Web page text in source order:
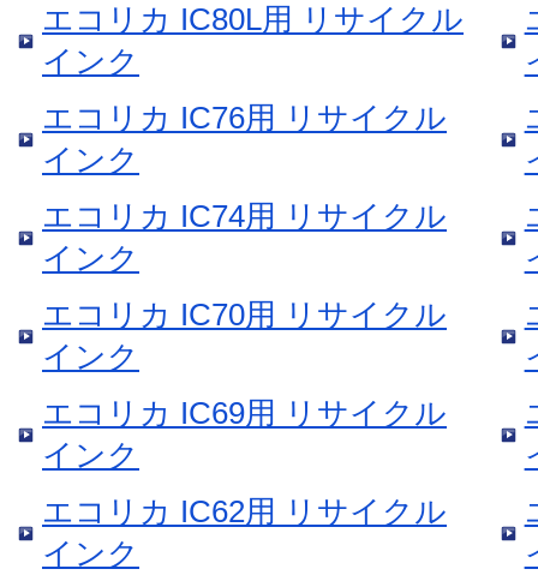
エコリカ IC80L用 リサイクル
インク
エコリカ IC76用 リサイクル
インク
エコリカ IC74用 リサイクル
インク
エコリカ IC70用 リサイクル
インク
エコリカ IC69用 リサイクル
インク
エコリカ IC62用 リサイクル
インク